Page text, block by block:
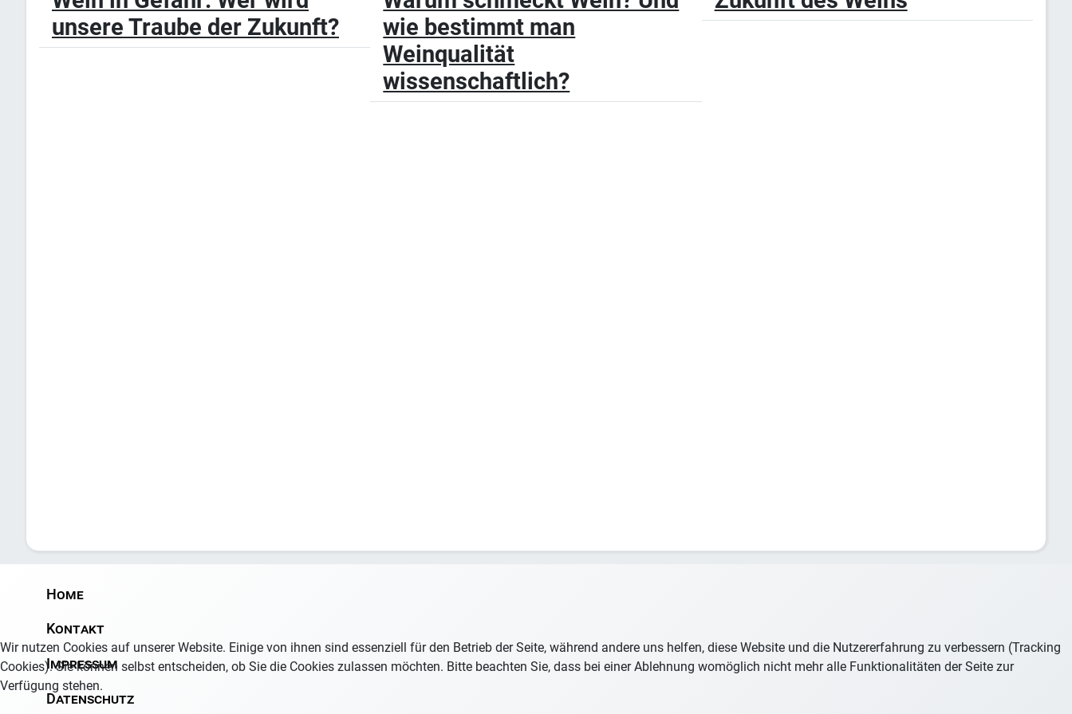
unsere Traube der Zukunft?
wie bestimmt man
Weinqualität
wissenschaftlich?
Home
Kontakt
Impressum
Datenschutz
Wir nutzen Cookies auf unserer Website. Einige von ihnen sind essenziell für den Betrieb der Seite, während andere uns helfen, diese Website und die Nutzererfahrung zu verbessern (Tracking
Cookies). Sie können selbst entscheiden, ob Sie die Cookies zulassen möchten. Bitte beachten Sie, dass bei einer Ablehnung womöglich nicht mehr alle Funktionalitäten der Seite zur
Verfügung stehen.